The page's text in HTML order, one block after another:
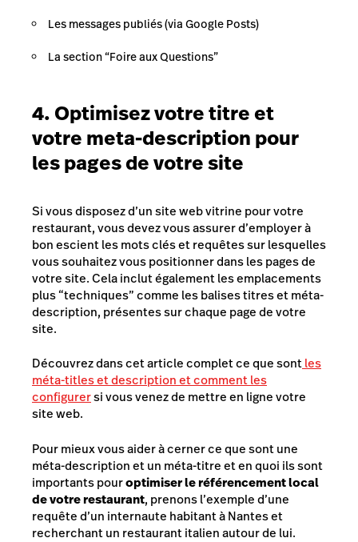
Les messages publiés (via Google Posts)
La section “Foire aux Questions”
4. Optimisez votre titre et
votre meta-description pour
les pages de votre site
Si vous disposez d’un site web vitrine pour votre
restaurant, vous devez vous assurer d’employer à
bon escient les mots clés et requêtes sur lesquelles
vous souhaitez vous positionner dans les pages de
votre site. Cela inclut également les emplacements
plus “techniques” comme les balises titres et méta-
description, présentes sur chaque page de votre
site.
Découvrez dans cet article complet ce que sontles
méta-titles et description et comment les
configurersi vous venez de mettre en ligne votre
site web.
Pour mieux vous aider à cerner ce que sont une
méta-description et un méta-titre et en quoi ils sont
importants pouroptimiser le référencement local
de votre restaurant, prenons l’exemple d’une
requête d’un internaute habitant à Nantes et
recherchant un restaurant italien autour de lui.